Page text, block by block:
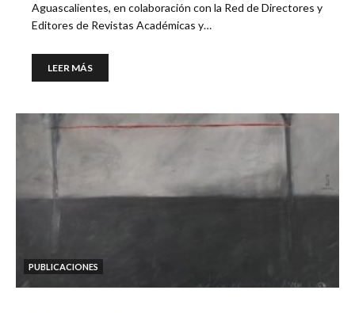
Aguascalientes, en colaboración con la Red de Directores y
Editores de Revistas Académicas y…
LEER MÁS
PUBLICACIONES